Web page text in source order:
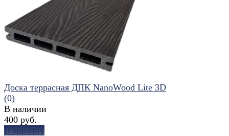
избранное сравнить
Доска террасная ДПК NanoWood Lite 3D
(0)
В наличии
400 руб.
В корзину